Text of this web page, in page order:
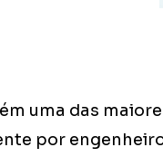
uma das
por